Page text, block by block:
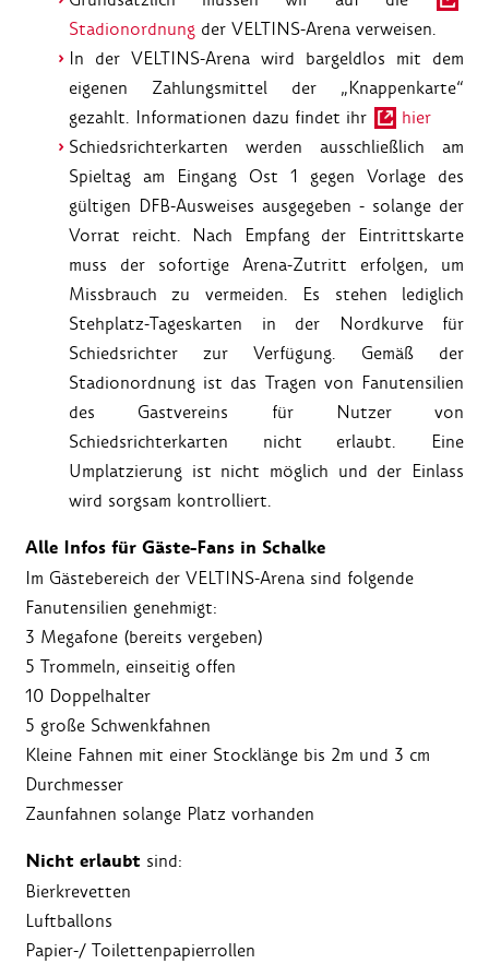
Stadionordnung der VELTINS-Arena verweisen.
In der VELTINS-Arena wird bargeldlos mit dem
eigenen Zahlungsmittel der „Knappenkarte“
gezahlt. Informationen dazu findet ihr
hier
Schiedsrichterkarten werden ausschließlich am
Spieltag am Eingang Ost 1 gegen Vorlage des
gültigen DFB-Ausweises ausgegeben - solange der
Vorrat reicht. Nach Empfang der Eintrittskarte
muss der sofortige Arena-Zutritt erfolgen, um
Missbrauch zu vermeiden. Es stehen lediglich
Stehplatz-Tageskarten in der Nordkurve für
Schiedsrichter zur Verfügung. Gemäß der
Stadionordnung ist das Tragen von Fanutensilien
des Gastvereins für Nutzer von
Schiedsrichterkarten nicht erlaubt. Eine
Umplatzierung ist nicht möglich und der Einlass
wird sorgsam kontrolliert.
Alle Infos für Gäste-Fans in Schalke
Im Gästebereich der VELTINS-Arena sind folgende
Fanutensilien genehmigt:
3 Megafone (bereits vergeben)
5 Trommeln, einseitig offen
10 Doppelhalter
5 große Schwenkfahnen
Kleine Fahnen mit einer Stocklänge bis 2m und 3 cm
Durchmesser
Zaunfahnen solange Platz vorhanden
Nicht erlaubt sind:
Bierkrevetten
Luftballons
Papier-/ Toilettenpapierrollen